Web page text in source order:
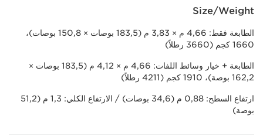
Size/Weight
الطابعة فقط: 4,66 م × 3,83 م (183,5 بوصات × 150,8 بوصات)،
1660 كجم (3660 رطلاً)
الطابعة + خيار وسائط اللفات: 4,66 م × 4,12 م (183,5 بوصات ×
162,2 بوصة)، 1910 كجم (4211 رطلاً)
ارتفاع السطح: 0,88 م (34,6 بوصات) / الارتفاع الكلي: 1,3 م (51,2
بوصة)